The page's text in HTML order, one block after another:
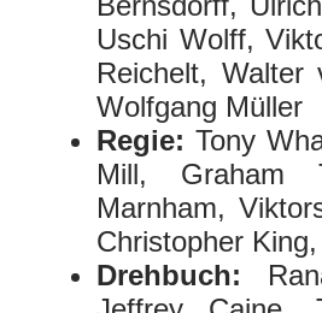
Uschi Wolff,
Reichelt,
Wolfgang Müller
Regie: Tony
Mill, Graham
Marnham,
Christopher
Drehbuch: